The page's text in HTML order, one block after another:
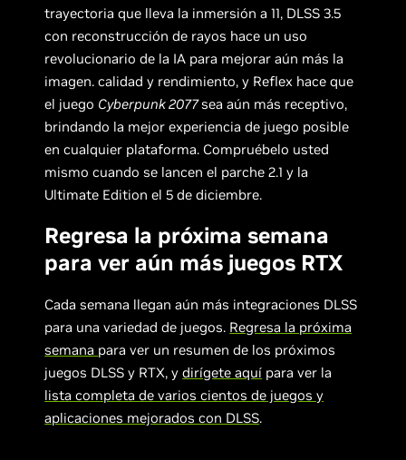
trayectoria que lleva la inmersión a 11, DLSS 3.5
con reconstrucción de rayos hace un uso
revolucionario de la IA para mejorar aún más la
imagen. calidad y rendimiento, y Reflex hace que
el juego Cyberpunk 2077sea aún más receptivo,
brindando la mejor experiencia de juego posible
en cualquier plataforma. Compruébelo usted
mismo cuando se lancen el parche 2.1 y la
Ultimate Edition el 5 de diciembre.
Regresa la próxima semana
para ver aún más juegos RTX
Cada semana llegan aún más integraciones DLSS
para una variedad de juegos. Regresa la próxima
semana para ver un resumen de los próximos
juegos DLSS y RTX, ydirígete aquí para ver la
lista completa de varios cientos de juegos y
aplicaciones mejorados con DLSS.